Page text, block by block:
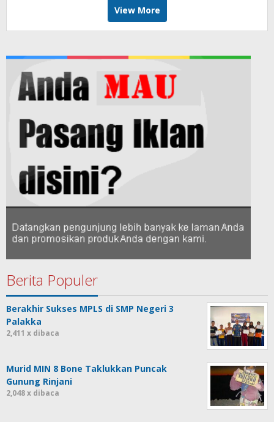
View More
Berita Populer
Berakhir Sukses MPLS di SMP Negeri 3
Palakka
2,411 x dibaca
Murid MIN 8 Bone Taklukkan Puncak
Gunung Rinjani
2,048 x dibaca